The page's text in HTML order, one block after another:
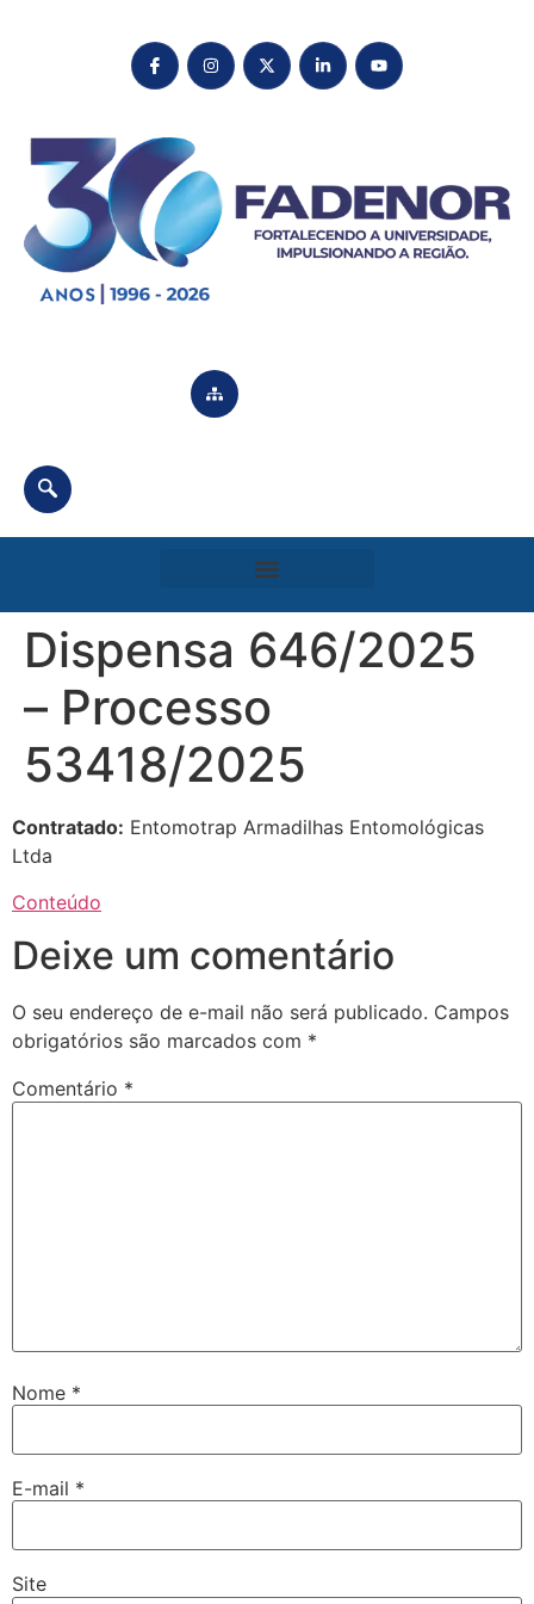
Dispensa 646/2025
– Processo
53418/2025
Contratado: Entomotrap Armadilhas Entomológicas
Ltda
Conteúdo
Deixe um comentário
O seu endereço de e-mail não será publicado. Campos
obrigatórios são marcados com *
Comentário *
Nome *
E-mail *
Site